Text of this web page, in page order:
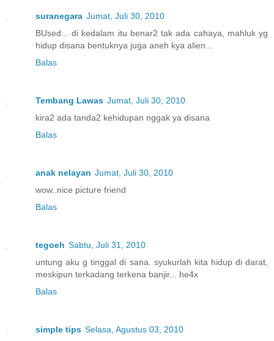
suranegara Jumat, Juli 30, 2010
BUsed... di kedalam itu benar2 tak ada cahaya, mahluk yg
hidup disana bentuknya juga aneh kya alien...
Balas
Tembang Lawas Jumat, Juli 30, 2010
kira2 ada tanda2 kehidupan nggak ya disana
Balas
anak nelayan Jumat, Juli 30, 2010
wow..nice picture friend
Balas
tegoeh Sabtu, Juli 31, 2010
untung aku g tinggal di sana. syukurlah kita hidup di darat,
meskipun terkadang terkena banjir... he4x
Balas
simple tips Selasa, Agustus 03, 2010